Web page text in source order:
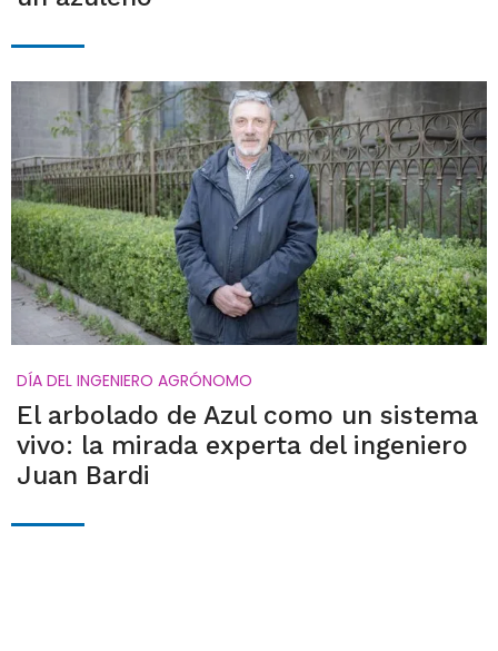
DÍA DEL INGENIERO AGRÓNOMO
El arbolado de Azul como un sistema
vivo: la mirada experta del ingeniero
Juan Bardi